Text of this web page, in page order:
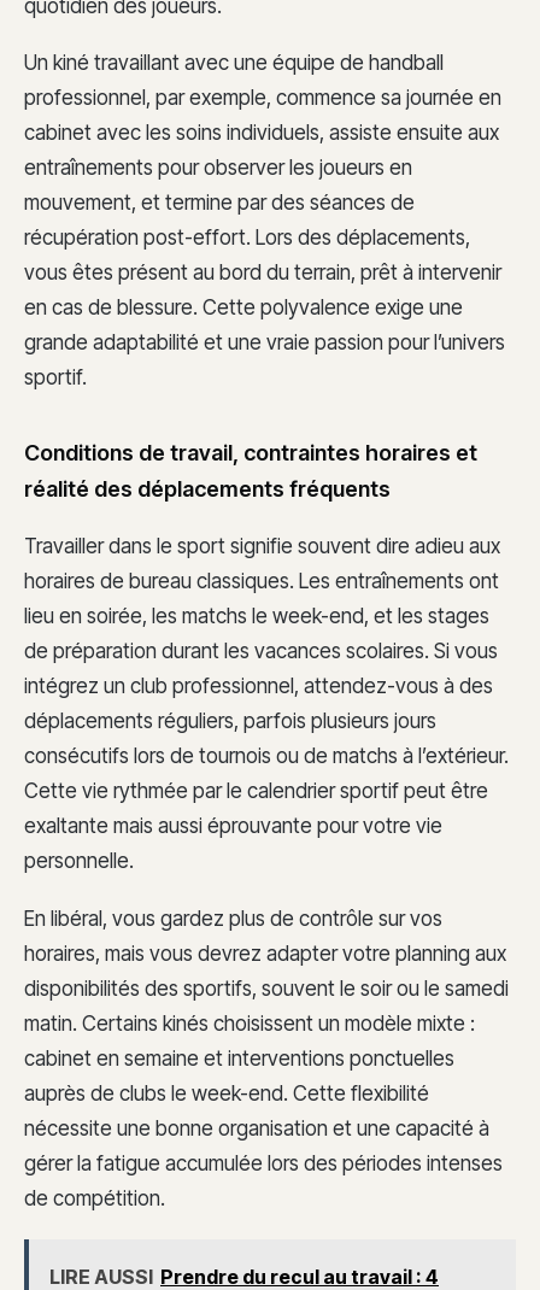
quotidien des joueurs.
Un kiné travaillant avec une équipe de handball
professionnel, par exemple, commence sa journée en
cabinet avec les soins individuels, assiste ensuite aux
entraînements pour observer les joueurs en
mouvement, et termine par des séances de
récupération post-effort. Lors des déplacements,
vous êtes présent au bord du terrain, prêt à intervenir
en cas de blessure. Cette polyvalence exige une
grande adaptabilité et une vraie passion pour l’univers
sportif.
Conditions de travail, contraintes horaires et
réalité des déplacements fréquents
Travailler dans le sport signifie souvent dire adieu aux
horaires de bureau classiques. Les entraînements ont
lieu en soirée, les matchs le week-end, et les stages
de préparation durant les vacances scolaires. Si vous
intégrez un club professionnel, attendez-vous à des
déplacements réguliers, parfois plusieurs jours
consécutifs lors de tournois ou de matchs à l’extérieur.
Cette vie rythmée par le calendrier sportif peut être
exaltante mais aussi éprouvante pour votre vie
personnelle.
En libéral, vous gardez plus de contrôle sur vos
horaires, mais vous devrez adapter votre planning aux
disponibilités des sportifs, souvent le soir ou le samedi
matin. Certains kinés choisissent un modèle mixte :
cabinet en semaine et interventions ponctuelles
auprès de clubs le week-end. Cette flexibilité
nécessite une bonne organisation et une capacité à
gérer la fatigue accumulée lors des périodes intenses
de compétition.
LIRE AUSSI Prendre du recul au travail : 4